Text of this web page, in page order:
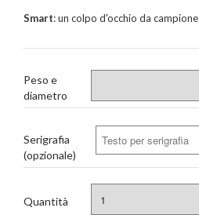
Smart: un colpo d'occhio da campione
Peso e
diametro
Serigrafia
(opzionale)
Quantità